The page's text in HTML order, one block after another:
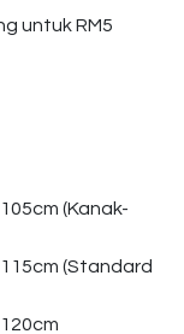
untuk RM5
(Kanak-
115cm (Standard